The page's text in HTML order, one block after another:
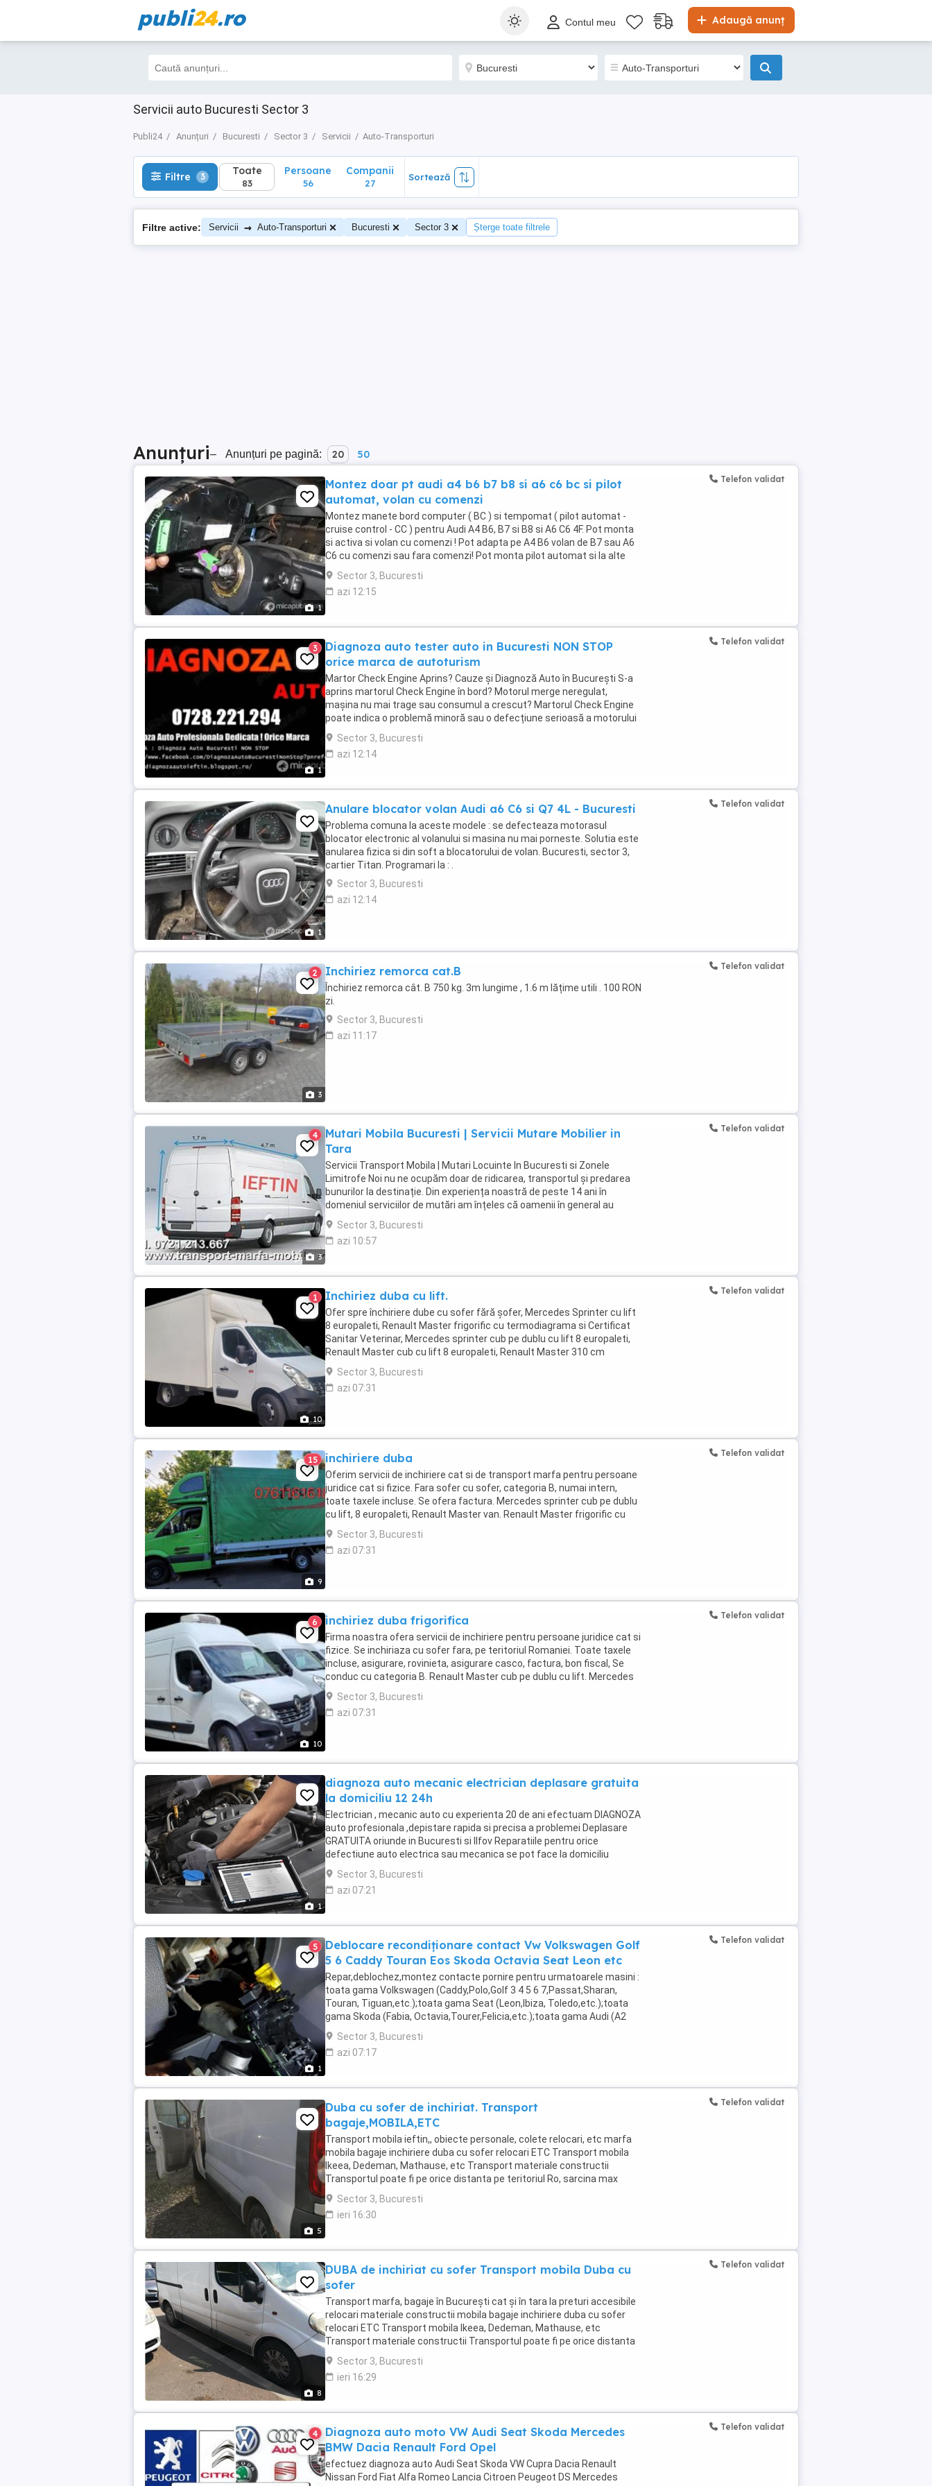
publi24.ro Adaugă anunț
Contul meu
Servicii auto Bucuresti Sector 3
Publi24 Anunțuri Bucuresti Sector 3 Servicii Auto-Transporturi
Filtre 3 Toate
83
Filtre 3 Toate
83
Persoane
56
Companii
27
Sortează
Filtre active: Servicii → Auto-Transporturi Bucuresti Sector 3 Șterge toate filtrele
Anunțuri– Anunțuri pe pagină: 20 50
1
Montez doar pt audi a4 b6 b7 b8 si a6 c6 bc si pilot
automat, volan cu comenzi
Montez manete bord computer ( BC ) si tempomat ( pilot automat -
cruise control - CC ) pentru Audi A4 B6, B7 si B8 si A6 C6 4F. Pot monta
si activa si volan cu comenzi ! Pot adapta pe A4 B6 volan de B7 sau A6
C6 cu comenzi sau fara comenzi! Pot monta pilot automat si la alte
autoturisme din grupul ...
Sector 3, Bucuresti
azi 12:15
Telefon validat
1
3
Diagnoza auto tester auto in Bucuresti NON STOP
orice marca de autoturism
Martor Check Engine Aprins? Cauze și Diagnoză Auto în București S-a
aprins martorul Check Engine în bord? Motorul merge neregulat,
mașina nu mai trage sau consumul a crescut? Martorul Check Engine
poate indica o problemă minoră sau o defecțiune serioasă a motorului
și trebuie verificat cât mai rapid ...
Sector 3, Bucuresti
azi 12:14
Telefon validat
1
Anulare blocator volan Audi a6 C6 si Q7 4L - Bucuresti
Problema comuna la aceste modele : se defecteaza motorasul
blocator electronic al volanului si masina nu mai porneste. Solutia este
anularea fizica si din soft a blocatorului de volan. Bucuresti, sector 3,
cartier Titan. Programari la : .
Sector 3, Bucuresti
azi 12:14
Telefon validat
3
2 Inchiriez remorca cat.B
Închiriez remorca cât. B 750 kg. 3m lungime , 1.6 m lățime utili . 100 RON
zi.
Sector 3, Bucuresti
azi 11:17
Telefon validat
3
4
Mutari Mobila Bucuresti | Servicii Mutare Mobilier in
Tara
Servicii Transport Mobila | Mutari Locuinte In Bucuresti si Zonele
Limitrofe Noi nu ne ocupăm doar de ridicarea, transportul și predarea
bunurilor la destinație. Din experiența noastră de peste 14 ani în
domeniul serviciilor de mutări am înțeles că oamenii în general au
nevoie ca bunurile lor să fie ...
Sector 3, Bucuresti
azi 10:57
Telefon validat
10
1 Inchiriez duba cu lift.
Ofer spre închiriere dube cu sofer fără șofer, Mercedes Sprinter cu lift
8 europaleti, Renault Master frigorific cu termodiagrama si Certificat
Sanitar Veterinar, Mercedes sprinter cub pe dublu cu lift 8 europaleti,
Renault Master cub cu lift 8 europaleti, Renault Master 310 cm
lungime, Iveco Daily cub, ...
Sector 3, Bucuresti
azi 07:31
Telefon validat
9
15 inchiriere duba
Oferim servicii de inchiriere cat si de transport marfa pentru persoane
juridice cat si fizice. Fara sofer cu sofer, categoria B, numai intern,
toate taxele incluse. Se ofera factura. Mercedes sprinter cub pe dublu
cu lift, 8 europaleti, Renault Master van. Renault Master frigorific cu
priza, detinem ...
Sector 3, Bucuresti
azi 07:31
Telefon validat
10
6 inchiriez duba frigorifica
Firma noastra ofera servicii de inchiriere pentru persoane juridice cat si
fizice. Se inchiriaza cu sofer fara, pe teritoriul Romaniei. Toate taxele
incluse, asigurare, rovinieta, asigurare casco, factura, bon fiscal, Se
conduc cu categoria B. Renault Master cub pe dublu cu lift. Mercedes
sprinter prelata. ...
Sector 3, Bucuresti
azi 07:31
Telefon validat
1
diagnoza auto mecanic electrician deplasare gratuita
la domiciliu 12 24h
Electrician , mecanic auto cu experienta 20 de ani efectuam DIAGNOZA
auto profesionala ,depistare rapida si precisa a problemei Deplasare
GRATUITA oriunde in Bucuresti si Ilfov Reparatiile pentru orice
defectiune auto electrica sau mecanica se pot face la domiciliu
dumneavoastra . Pret fix 100 ron diagnoza ...
Sector 3, Bucuresti
azi 07:21
1
5
Deblocare recondiționare contact Vw Volkswagen Golf
5 6 Caddy Touran Eos Skoda Octavia Seat Leon etc
Repar,deblochez,montez contacte pornire pentru urmatoarele masini :
toata gama Volkswagen (Caddy,Polo,Golf 3 4 5 6 7,Passat,Sharan,
Touran, Tiguan,etc.);toata gama Seat (Leon,Ibiza, Toledo,etc.);toata
gama Skoda (Fabia, Octavia,Tourer,Felicia,etc.);toata gama Audi (A2
,A3, A4 ,A6,etc.);. Pretul este ...
Sector 3, Bucuresti
azi 07:17
Telefon validat
5
Duba cu sofer de inchiriat. Transport
bagaje,MOBILA,ETC
Transport mobila ieftin,, obiecte personale, colete relocari, etc marfa
mobila bagaje inchiriere duba cu sofer relocari ETC Transport mobila
Ikeea, Dedeman, Mathause, etc Transport materiale constructii
Transportul poate fi pe orice distanta pe teritoriul Ro, sarcina max
1300kg Transport sau închiriez ...
Sector 3, Bucuresti
ieri 16:30
Telefon validat
8
DUBA de inchiriat cu sofer Transport mobila Duba cu
sofer
Transport marfa, bagaje în București cat și în tara la preturi accesibile
relocari materiale constructii mobila bagaje inchiriere duba cu sofer
relocari ETC Transport mobila Ikeea, Dedeman, Mathause, etc
Transport materiale constructii Transportul poate fi pe orice distanta
pe teritoriul ...
Sector 3, Bucuresti
ieri 16:29
Telefon validat
4
Diagnoza auto moto VW Audi Seat Skoda Mercedes
BMW Dacia Renault Ford Opel
efectuez diagnoza auto Audi Seat Skoda VW Cupra Dacia Renault
Nissan Ford Fiat Alfa Romeo Lancia Citroen Peugeot DS Mercedes
Telefon validat